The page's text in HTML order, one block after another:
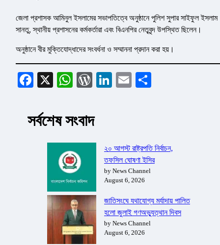
জেলা প্রশাসক আমিনুল ইসলামের সভাপতিত্বে অনুষ্ঠানে পুলিশ সুপার সাইফুল ইসলাম
সানতু, স্থানীয় প্রশাসনের কর্মকর্তারা এবং বিএনপির নেতৃবৃন্দ উপস্থিত ছিলেন।
অনুষ্ঠানে বীর মুক্তিযোদ্ধাদের সংবর্ধনা ও সম্মাননা প্রদান করা হয়।
Facebook
X WhatsApp
WordPress
LinkedIn
Email
সর্বশেষ সংবাদ
২০ আগস্ট রাষ্ট্রপতি নির্বাচন,
তফসিল ঘোষণা ইসির
by News Channel
August 6, 2026
জাতিসংঘে যথাযোগ্য মর্যাদায় পালিত
হলো জুলাই গণঅভ্যুত্থান দিবস
by News Channel
August 6, 2026